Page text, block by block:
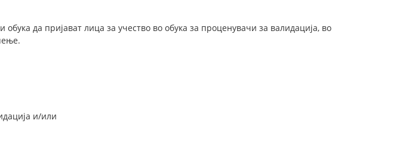
да пријават лица за учество во обука за проценувачи за валидација, во
и/или